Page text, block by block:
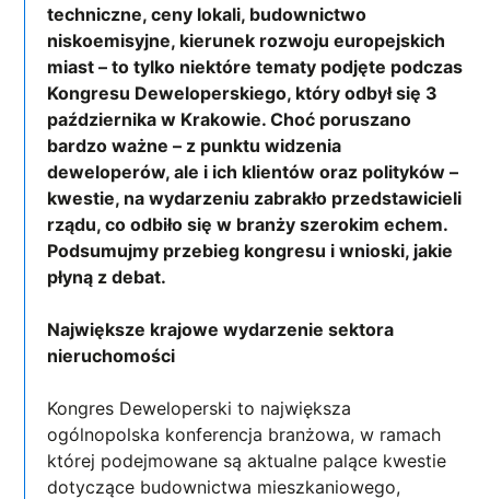
techniczne, ceny lokali, budownictwo
niskoemisyjne, kierunek rozwoju europejskich
miast – to tylko niektóre tematy podjęte podczas
Kongresu Deweloperskiego, który odbył się 3
października w Krakowie. Choć poruszano
bardzo ważne – z punktu widzenia
deweloperów, ale i ich klientów oraz polityków –
kwestie, na wydarzeniu zabrakło przedstawicieli
rządu, co odbiło się w branży szerokim echem.
Podsumujmy przebieg kongresu i wnioski, jakie
płyną z debat.
Największe krajowe wydarzenie sektora
nieruchomości
Kongres Deweloperski to największa
ogólnopolska konferencja branżowa, w ramach
której podejmowane są aktualne palące kwestie
dotyczące budownictwa mieszkaniowego,